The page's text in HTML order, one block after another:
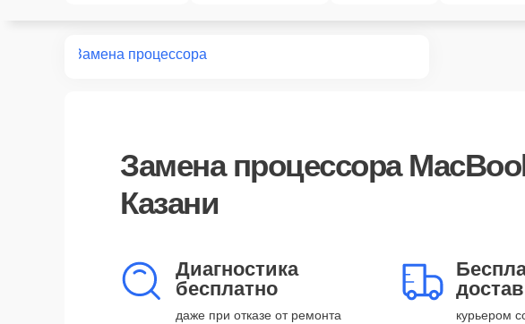
Замена процессора
Замена процессора
Казани
Диагностика
бесплатно
даже при отказе от ремонта курьером